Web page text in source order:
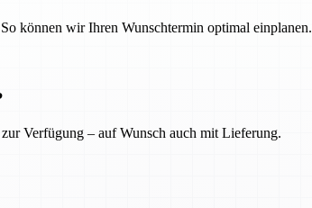
können wir Ihren Wunschtermin optimal einplanen.
Verfügung – auf Wunsch auch mit Lieferung.